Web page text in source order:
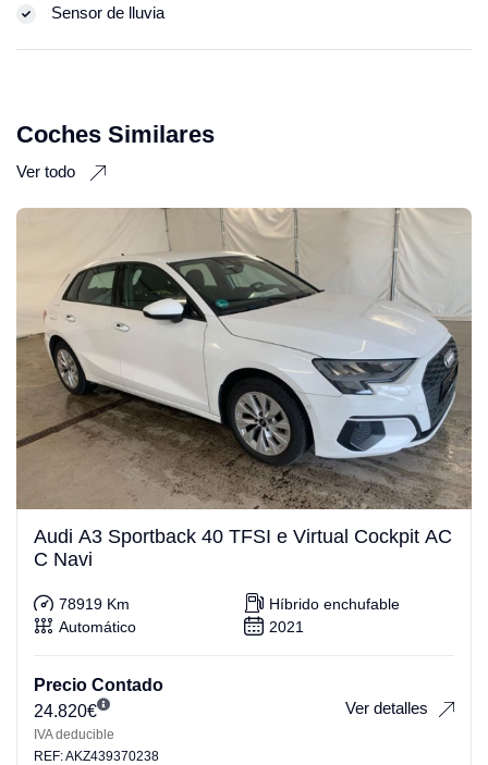
Sensor de lluvia
Coches Similares
Ver todo
Audi A3 Sportback 40 TFSI e Virtual Cockpit AC
C Navi
78919 Km
Híbrido enchufable
Automático
2021
Precio Contado
24.820€
IVA deducible
Ver detalles
REF: AKZ439370238